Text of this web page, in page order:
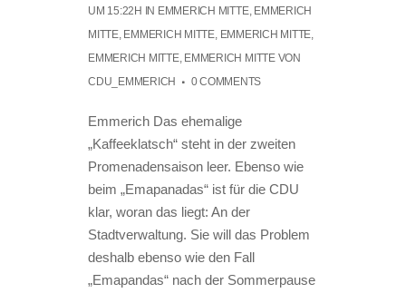
UM 15:22H IN EMMERICH MITTE, EMMERICH
MITTE, EMMERICH MITTE, EMMERICH MITTE
EMMERICH MITTE, EMMERICH MITTE VON
CDU_EMMERICH
0 COMMENTS
Emmerich Das ehemalige
„Kaffeeklatsch“ steht in der zweiten
Promenadensaison leer. Ebenso wie
beim „Emapanadas“ ist für die CDU
klar, woran das liegt: An der
Stadtverwaltung. Sie will das Problem
deshalb ebenso wie den Fall
„Emapandas“ nach der Sommerpause